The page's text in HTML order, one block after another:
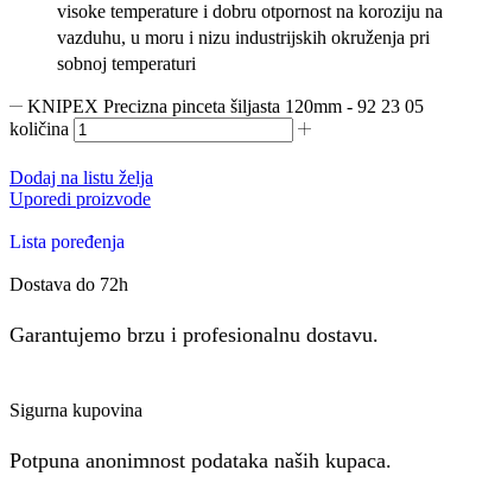
visoke temperature i dobru otpornost na koroziju na
vazduhu, u moru i nizu industrijskih okruženja pri
sobnoj temperaturi
KNIPEX Precizna pinceta šiljasta 120mm - 92 23 05
količina
Dodaj na listu želja
Uporedi proizvode
Lista poređenja
Dostava do 72h
Garantujemo brzu i profesionalnu dostavu.
Sigurna kupovina
Potpuna anonimnost podataka naših kupaca.